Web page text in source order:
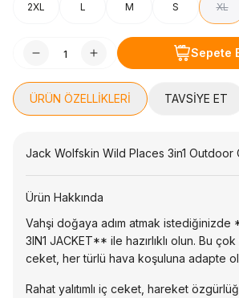
2XL L M S XL
Sepete
ÜRÜN ÖZELLIKLERI TAVSIYE ET
Jack Wolfskin Wild Places 3in1 Outdoor
Ürün Hakkında
Vahşi doğaya adım atmak istediğinizde
3IN1 JACKET** ile hazırlıklı olun. Bu
ceket, her türlü hava koşuluna adapte
Rahat yalıtımlı iç ceket, hareket